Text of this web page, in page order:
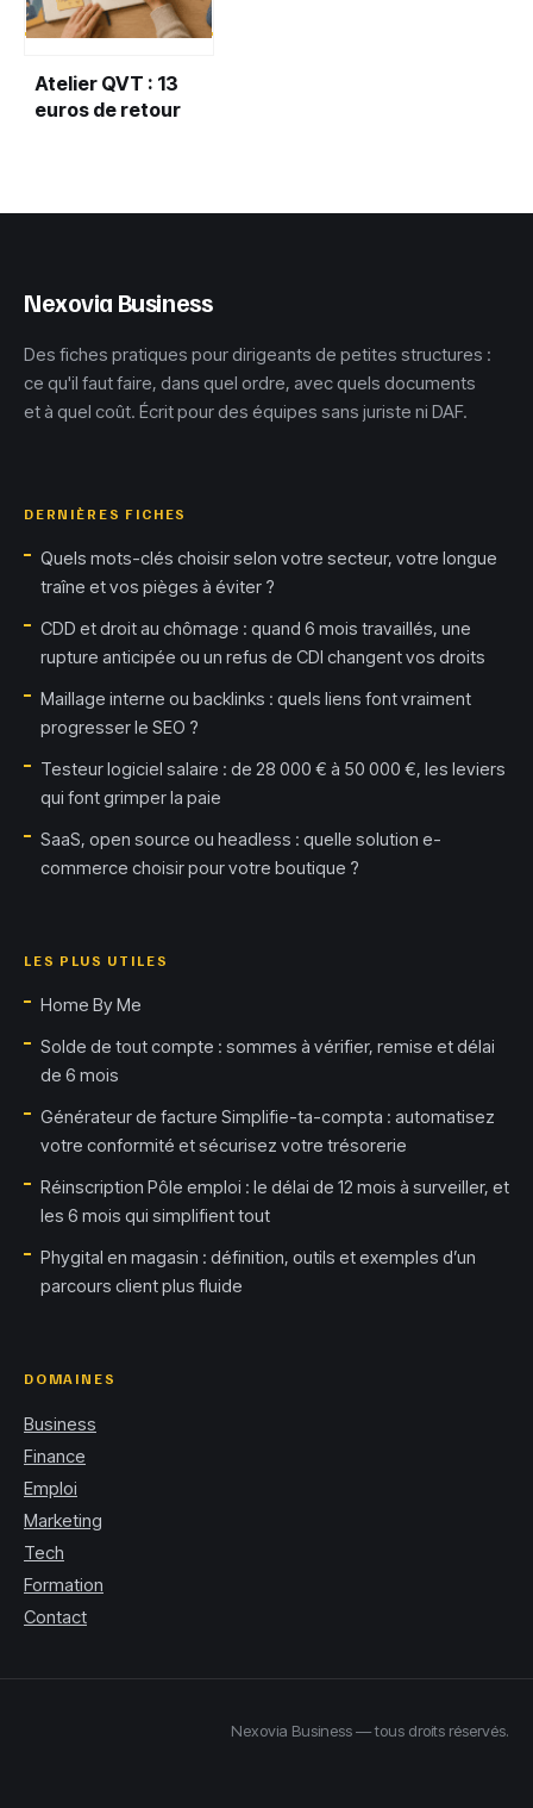
Atelier QVT : 13
euros de retour
durable
Nexovia Business
Des fiches pratiques pour dirigeants de petites structures :
ce qu'il faut faire, dans quel ordre, avec quels documents
et à quel coût. Écrit pour des équipes sans juriste ni DAF.
DERNIÈRES FICHES
Quels mots-clés choisir selon votre secteur, votre longue
traîne et vos pièges à éviter ?
CDD et droit au chômage : quand 6 mois travaillés, une
rupture anticipée ou un refus de CDI changent vos droits
Maillage interne ou backlinks : quels liens font vraiment
progresser le SEO ?
Testeur logiciel salaire : de 28 000 € à 50 000 €, les leviers
qui font grimper la paie
SaaS, open source ou headless : quelle solution e-
commerce choisir pour votre boutique ?
LES PLUS UTILES
Home By Me
Solde de tout compte : sommes à vérifier, remise et délai
de 6 mois
Générateur de facture Simplifie-ta-compta : automatisez
votre conformité et sécurisez votre trésorerie
Réinscription Pôle emploi : le délai de 12 mois à surveiller, et
les 6 mois qui simplifient tout
Phygital en magasin : définition, outils et exemples d’un
parcours client plus fluide
DOMAINES
Business
Finance
Emploi
Marketing
Tech
Formation
Contact
Nexovia Business — tous droits réservés.